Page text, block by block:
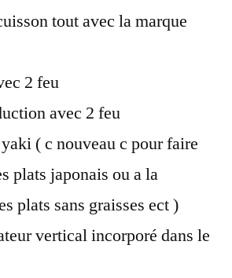
tout avec la marque
2 feu
avec 2 feu
( c nouveau c pour faire
plats japonais ou a la
plats sans graisses ect )
vertical incorporé dans le